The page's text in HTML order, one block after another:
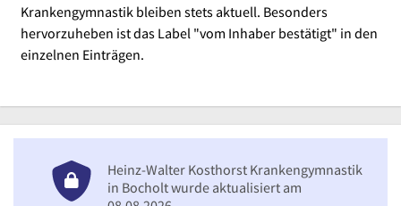
Krankengymnastik bleiben stets aktuell. Besonders
hervorzuheben ist das Label "vom Inhaber bestätigt" in den
einzelnen Einträgen.
Heinz-Walter Kosthorst Krankengymnastik
in Bocholt wurde aktualisiert am